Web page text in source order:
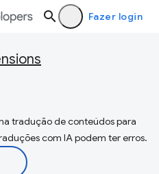
Fazer login
tradução de conteúdos para
com IA podem ter erros.